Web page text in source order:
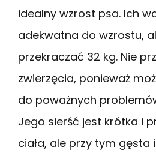
idealny wzrost psa. Ich
adekwatna do wzrostu,
przekraczać 32 kg. Nie
zwierzęcia, ponieważ
do poważnych
Jego sierść jest krótka i
ciała, ale przy tym